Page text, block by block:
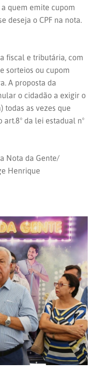
quem emite cupom
deseja o CPF na nota.
fiscal e tributária, com
sorteios ou cupom
A proposta da
o cidadão a exigir o
todas as vezes que
da lei estadual nº
Nota da Gente/
Henrique